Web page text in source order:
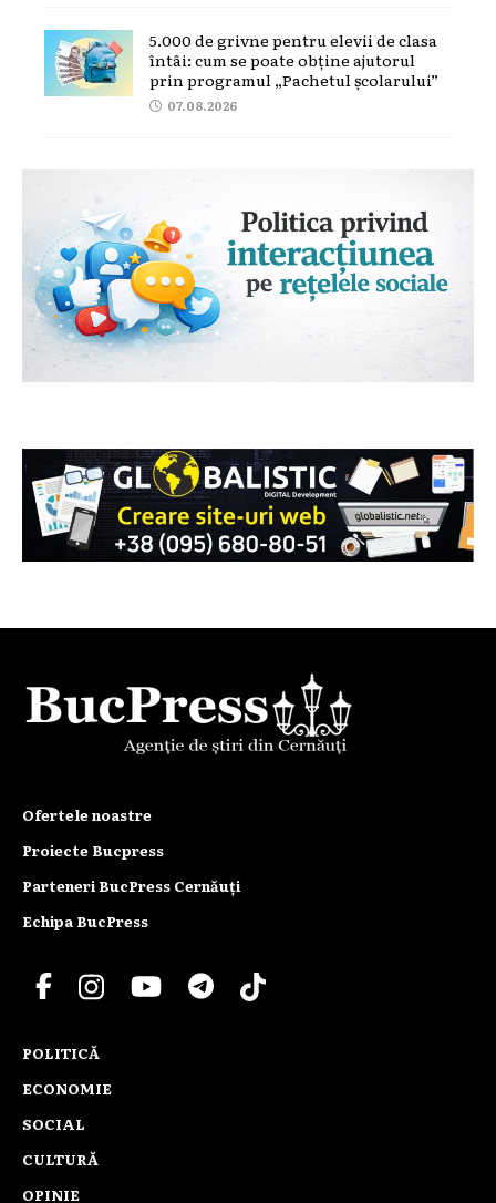
5.000 de grivne pentru elevii de clasa
întâi: cum se poate obține ajutorul
prin programul „Pachetul școlarului”
07.08.2026
Ofertele noastre
Proiecte Bucpress
Parteneri BucPress Cernăuți
Echipa BucPress
POLITICĂ
ECONOMIE
SOCIAL
CULTURĂ
OPINIE